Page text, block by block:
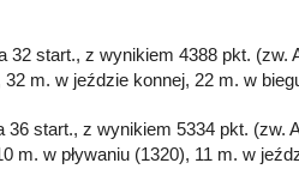
32 start., z wynikiem 4388 pkt. (zw.
m. w jeździe konnej, 22 m. w
36 start., z wynikiem 5334 pkt. (zw.
w pływaniu (1320), 11 m. w